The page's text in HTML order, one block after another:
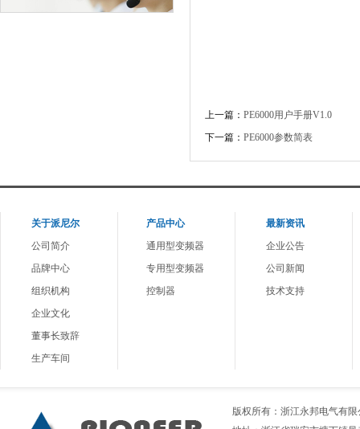
上一篇： PE6000用户手册V1.0
下一篇： PE6000参数简表
关于派尼尔
公司简介
品牌中心
组织机构
企业文化
董事长致辞
生产车间
产品中心
通用型变频器
专用型变频器
控制器
最新资讯
企业公告
公司新闻
技术支持
版权所有：浙江永邦电气有